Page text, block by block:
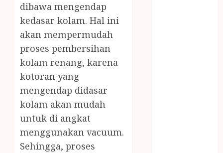
dibawa mengendap
kedasar kolam. Hal ini
akan mempermudah
proses pembersihan
kolam renang, karena
kotoran yang
mengendap didasar
kolam akan mudah
untuk di angkat
menggunakan vacuum.
Sehingga, proses